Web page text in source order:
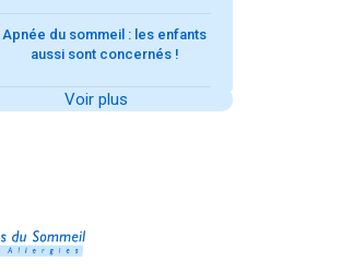
Apnée du sommeil : les enfants
aussi sont concernés !
Voir plus